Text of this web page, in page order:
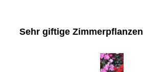
Sehr giftige Zimmerpflanzen